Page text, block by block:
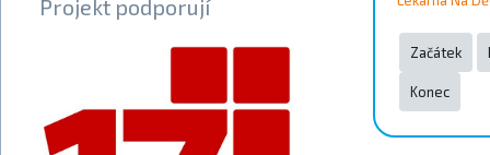
Projekt podporují
Začátek
Konec